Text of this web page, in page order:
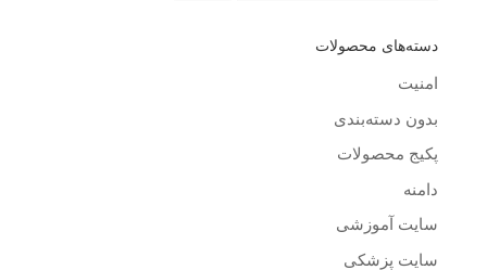
دسته‌های محصولات
امنیت
بدون دسته‌بندی
پکیج محصولات
دامنه
سایت آموزشی
سایت پزشکی